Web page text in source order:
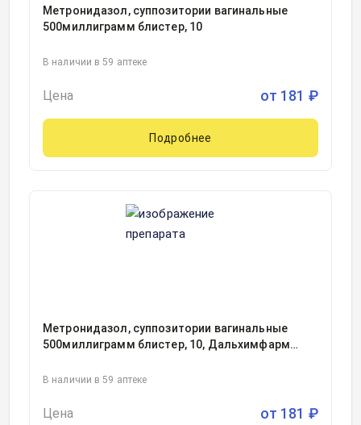
Метронидазол, суппозитории вагинальные
500миллиграмм блистер, 10
В наличии в 59 аптеке
Цена от 181 ₽
Подробнее
Метронидазол, суппозитории вагинальные
500миллиграмм блистер, 10, Дальхимфарм
В наличии в 59 аптеке
Цена от 181 ₽